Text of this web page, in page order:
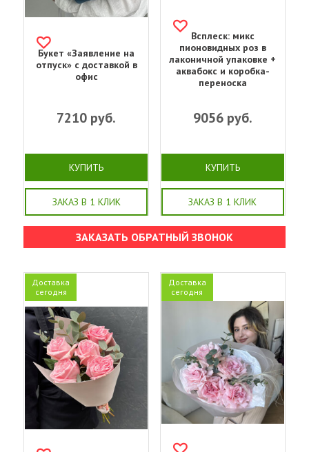
Букет «Заявление на
отпуск» с доставкой в
офис
7210 руб.
КУПИТЬ
ЗАКАЗ В 1 КЛИК
Всплеск: микс
пионовидных роз в
лаконичной упаковке +
аквабокс и коробка-
переноска
9056руб.
КУПИТЬ
ЗАКАЗ В 1 КЛИК
ЗАКАЗАТЬ ОБРАТНЫЙ ЗВОНОК
Доставка
сегодня
Доставка
сегодня